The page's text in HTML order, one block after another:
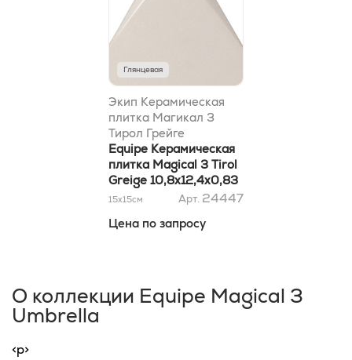
Глянцевая
Экип Керамическая
плитка Магикал 3
Тирол Грейге
10,8х12,4x0,83
Equipe Керамическая
плитка Magical 3 Tirol
Greige 10,8х12,4x0,83
15x15см Арт. 24447
Цена по запросу
О коллекции Equipe Magical 3
Umbrella
<p>